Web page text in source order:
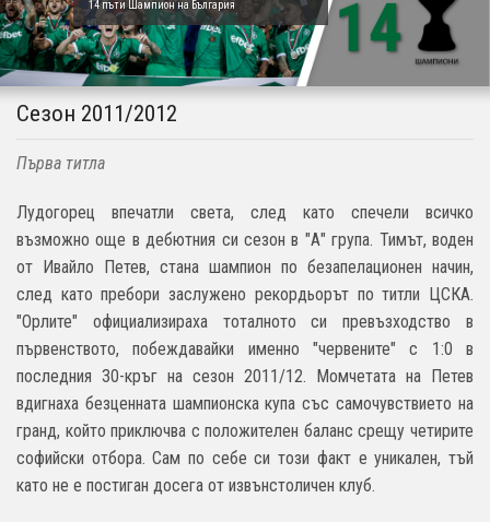
14 пъти Шампион на България
Сезон 2011/2012
Първа титла
Лудогорец впечатли света, след като спечели всичко
възможно още в дебютния си сезон в "А" група. Тимът, воден
от Ивайло Петев, стана шампион по безапелационен начин,
след като пребори заслужено рекордьорът по титли ЦСКА.
"Орлите" официализираха тоталното си превъзходство в
първенството, побеждавайки именно "червените" с 1:0 в
последния 30-кръг на сезон 2011/12. Момчетата на Петев
вдигнаха безценната шампионска купа със самочувствието на
гранд, който приключва с положителен баланс срещу четирите
софийски отбора. Сам по себе си този факт е уникален, тъй
като не е постиган досега от извънстоличен клуб.